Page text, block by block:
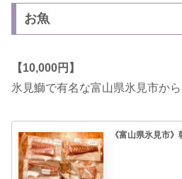
お魚
【10,000円】
氷見鰤で有名な富山県氷見市か
《富山県氷見市